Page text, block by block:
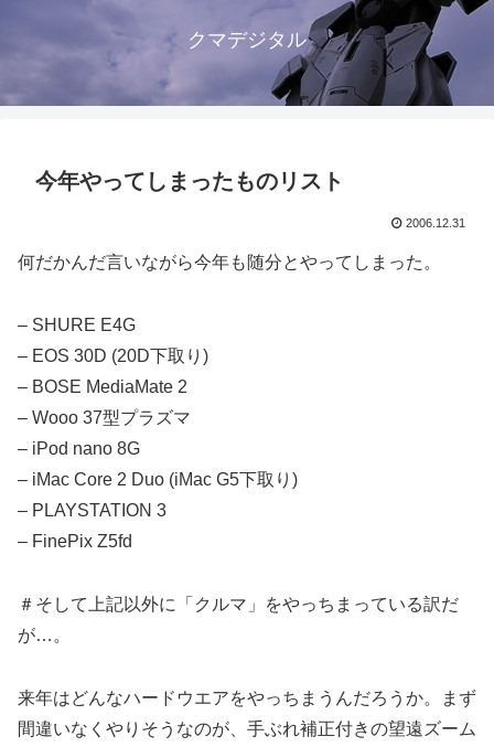
クマデジタル
今年やってしまったものリスト
2006.12.31
何だかんだ言いながら今年も随分とやってしまった。
– SHURE E4G
– EOS 30D (20D下取り)
– BOSE MediaMate 2
– Wooo 37型プラズマ
– iPod nano 8G
– iMac Core 2 Duo (iMac G5下取り)
– PLAYSTATION 3
– FinePix Z5fd
＃そして上記以外に「クルマ」をやっちまっている訳だ
が…。
来年はどんなハードウエアをやっちまうんだろうか。まず
間違いなくやりそうなのが、手ぶれ補正付きの望遠ズーム